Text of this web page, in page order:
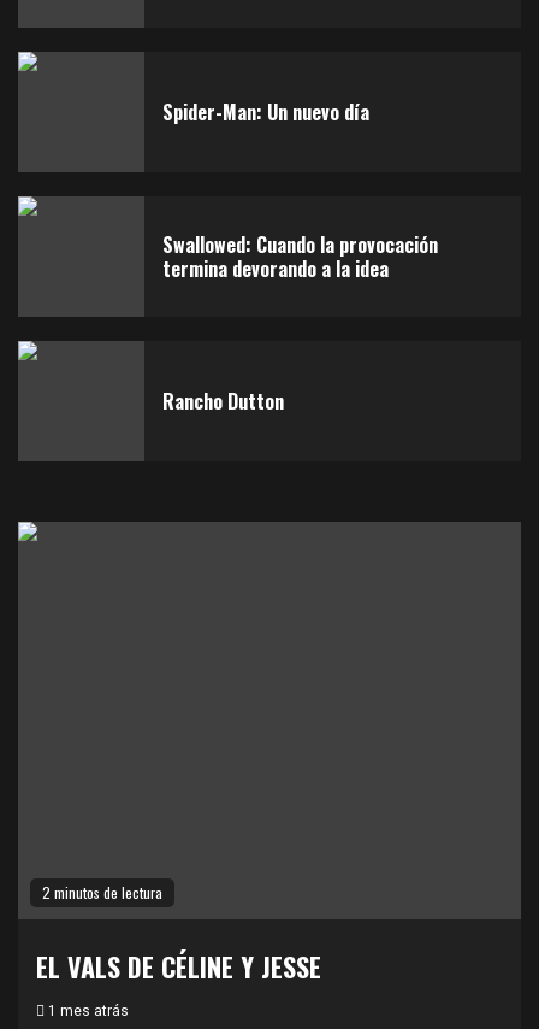
Spider-Man: Un nuevo día
Swallowed: Cuando la provocación
termina devorando a la idea
Rancho Dutton
2 minutos de lectura
EL VALS DE CÉLINE Y JESSE
1 mes atrás